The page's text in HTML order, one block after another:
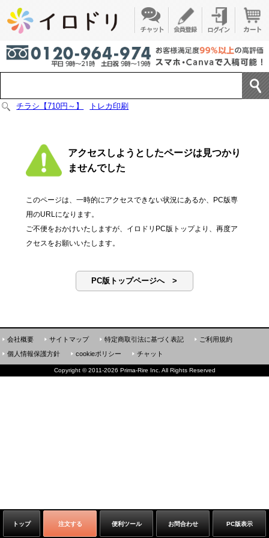
チラシ【710円～】 トレカ印刷
アクセスしようとしたページは見つかり
ませんでした
このページは、一時的にアクセスできない状況にあるか、PC版専
用のURLになります。
ご不便をおかけいたしますが、イロドリPC版トップより、再度ア
クセスをお願いいたします。
PC版トップページへ >
トップ 注文する 便利ツール お問合わせ PC版表示
会社概要 サイトマップ 特定商取引法に基づく表記
ご利用規約
個人情報保護方針
cookieポリシー チャット
Copyright ©2011-2026 Prima-Rire Inc. All Rights Reserved